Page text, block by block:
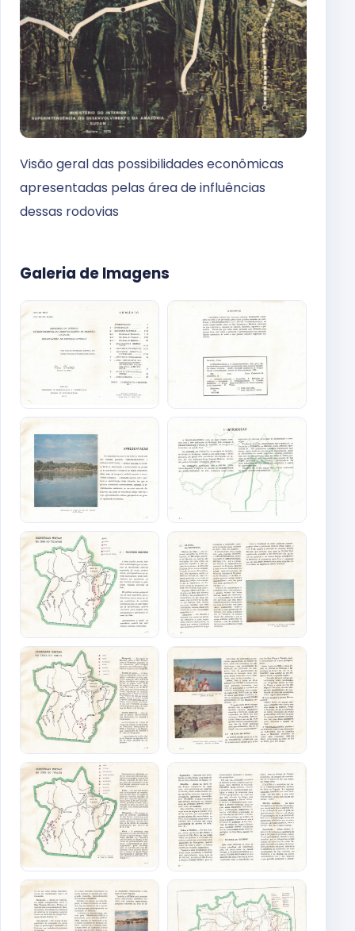
Visão geral das possibilidades econômicas
apresentadas pelas área de influências
dessas rodovias
Galeria de Imagens